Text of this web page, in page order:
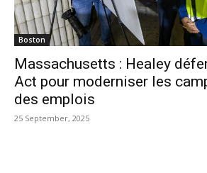
Boston
Massachusetts : Healey
Act pour moderniser les
des emplois
25 September, 2025